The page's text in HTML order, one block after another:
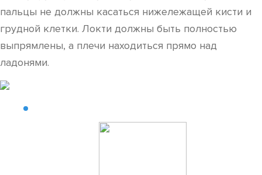
пальцы не должны касаться нижележащей кисти и
грудной клетки. Локти должны быть полностью
выпрямлены, а плечи находиться прямо над
ладонями.